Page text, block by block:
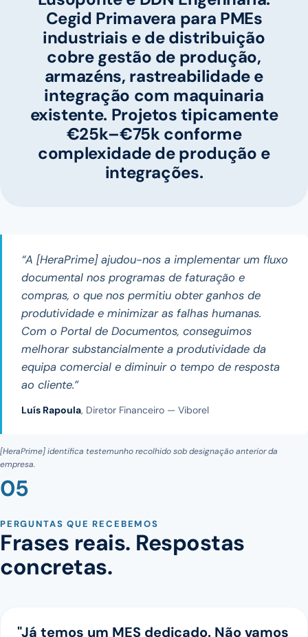
Cegid Primavera para PMEs
industriais e de distribuição
cobre gestão de produção,
armazéns, rastreabilidade e
integração com maquinaria
existente. Projetos tipicamente
€25k–€75k conforme
complexidade de produção e
integrações.
“A [HeraPrime] ajudou-nos a implementar um fluxo
documental nos programas de faturação e
compras, o que nos permitiu obter ganhos de
produtividade e minimizar as falhas humanas.
Com o Portal de Documentos, conseguimos
melhorar substancialmente a produtividade da
equipa comercial e diminuir o tempo de resposta
ao cliente.”
Luís Rapoula, Diretor Financeiro — Viborel
[HeraPrime] identifica testemunho recolhido sob designação anterior da
empresa.
05
PERGUNTAS QUE RECEBEMOS
Frases reais. Respostas
concretas.
"Já temos um MES dedicado. Não vamos